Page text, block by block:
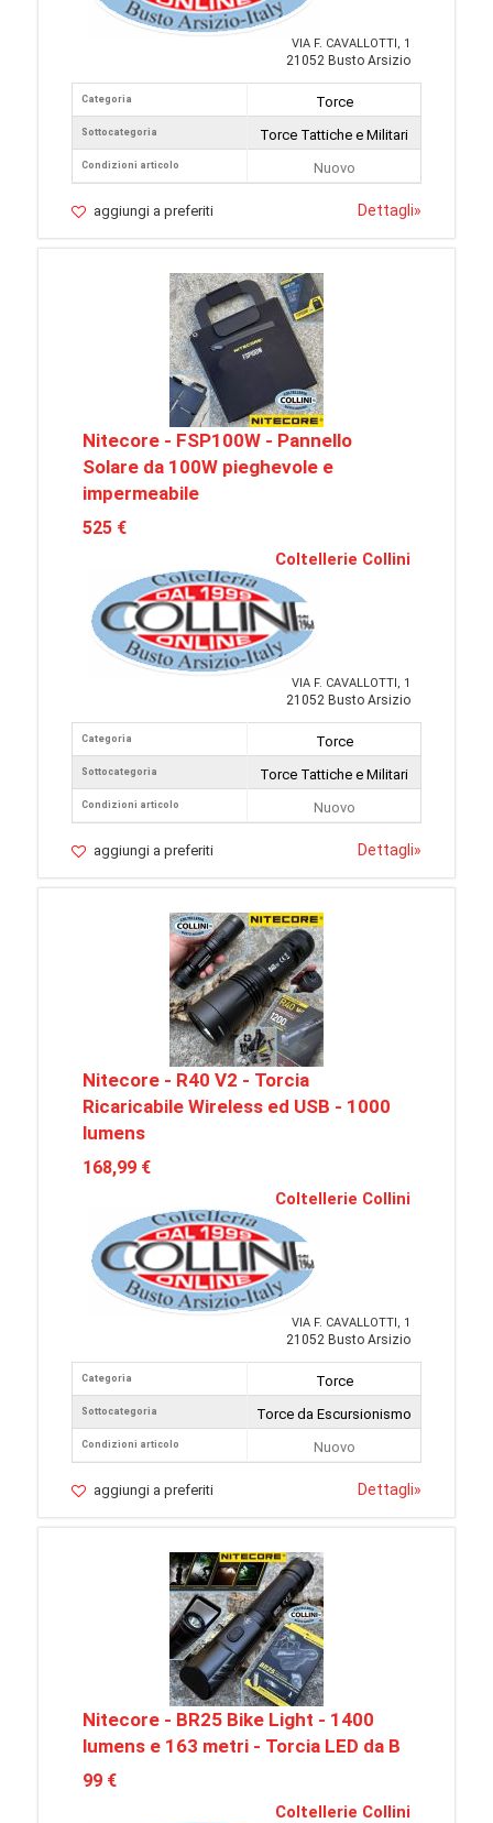
VIA F. CAVALLOTTI, 1
21052 Busto Arsizio
Categoria
Sottocategoria
Condizioni articolo
Torce
Torce Tattiche e Militari
Nuovo
aggiungi a preferiti Dettagli»
Nitecore - FSP100W - Pannello
Solare da 100W pieghevole e
impermeabile
525 €
Coltellerie Collini
VIA F. CAVALLOTTI, 1
21052 Busto Arsizio
Categoria
Sottocategoria
Condizioni articolo
Torce
Torce Tattiche e Militari
Nuovo
aggiungi a preferiti Dettagli»
Nitecore - R40 V2 - Torcia
Ricaricabile Wireless ed USB - 1000
lumens
168,99 €
Coltellerie Collini
VIA F. CAVALLOTTI, 1
21052 Busto Arsizio
Categoria
Sottocategoria
Condizioni articolo
Torce
Torce da Escursionismo
Nuovo
aggiungi a preferiti Dettagli»
Nitecore - BR25 Bike Light - 1400
lumens e 163 metri - Torcia LED da B
99 €
Coltellerie Collini